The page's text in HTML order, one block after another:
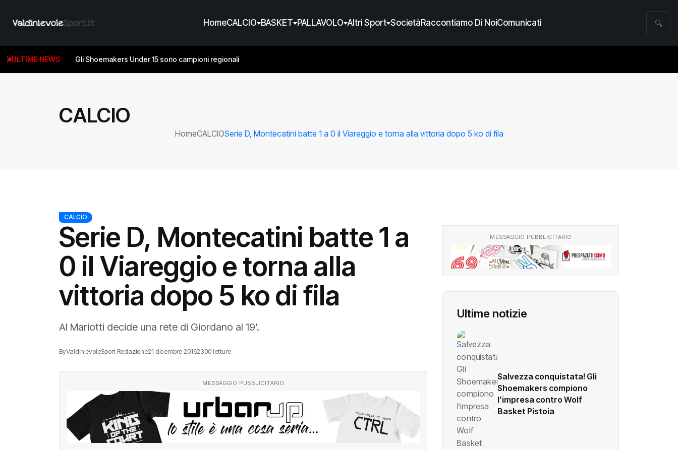
HomeCALCIO BASKET PALLAVOLO Altri Sport SocietàRaccontiamo Di NoiComunicati 🔍
ULTIME NEWS Gli Shoemakers Under 15 sono campioni regionali
CALCIO
HomeCALCIOSerie D, Montecatini batte 1 a 0 il Viareggio e torna alla vittoria dopo 5 ko di fila
CALCIO
Serie D, Montecatini batte 1 a
0 il Viareggio e torna alla
vittoria dopo 5 ko di fila
Al Mariotti decide una rete di Giordano al 19'.
ByValdinievoleSport Redazione21 dicembre 20162300 letture
MESSAGGIO PUBBLICITARIO
MESSAGGIO PUBBLICITARIO
Ultime notizie
Salvezza conquistata! Gli
Shoemakers compiono
l’impresa contro Wolf
Basket Pistoia